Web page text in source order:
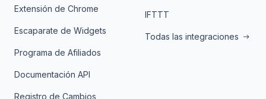
Extensión de Chrome
Escaparate de Widgets
Programa de Afiliados
Documentación API
Registro de Cambios
IFTTT
Todas las integraciones